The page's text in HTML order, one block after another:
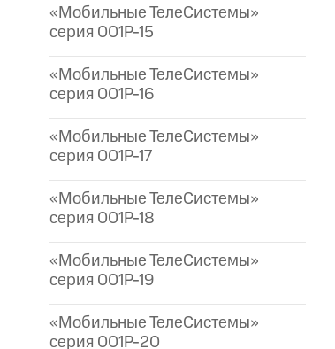
«Мобильные ТелеСистемы»
серия 001P-15
«Мобильные ТелеСистемы»
серия 001P-16
«Мобильные ТелеСистемы»
серия 001P-17
«Мобильные ТелеСистемы»
серия 001P-18
«Мобильные ТелеСистемы»
серия 001P-19
«Мобильные ТелеСистемы»
серия 001P-20